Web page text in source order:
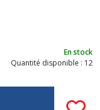
En stock
Quantité disponible : 12